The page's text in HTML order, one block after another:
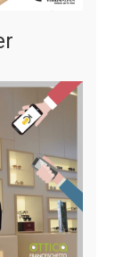
di
le tendenze
[Leggi...]